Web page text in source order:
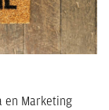
en Marketing